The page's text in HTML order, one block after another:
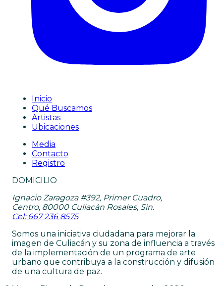
Inicio
Qué Buscamos
Artistas
Ubicaciones
Media
Contacto
Registro
DOMICILIO
Ignacio Zaragoza #392, Primer Cuadro,
Centro, 80000 Culiacán Rosales, Sin.
Cel: 667 236 8575
Somos una iniciativa ciudadana para mejorar la
imagen de Culiacán y su zona de influencia a través
de la implementación de un programa de arte
urbano que contribuya a la construcción y difusión
de una cultura de paz.